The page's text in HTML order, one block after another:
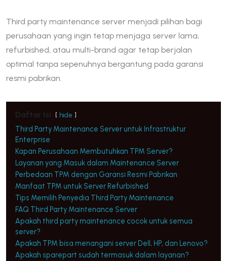
Third party maintenance server menjadi pilihan bagi
perusahaan yang ingin tetap menjaga server lama,
refurbished, atau multi-brand agar tetap berjalan
optimal tanpa sepenuhnya bergantung pada garansi
resmi pabrikan.
Daftar Isi hide
Third Party Maintenance Server untuk Infrastruktur
Enterprise
Kapan Perusahaan Membutuhkan TPM Server?
Layanan yang Masuk dalam Maintenance Server
Perbedaan TPM dengan Garansi Resmi Pabrikan
Manfaat TPM untuk Server Refurbished
Tips Memilih Penyedia Third Party Maintenance
FAQ Third Party Maintenance Server
Apakah third party maintenance cocok untuk semua
server?
Apakah TPM bisa menangani server Dell, HP, dan Lenovo?
Apakah sparepart sudah termasuk dalam layanan?